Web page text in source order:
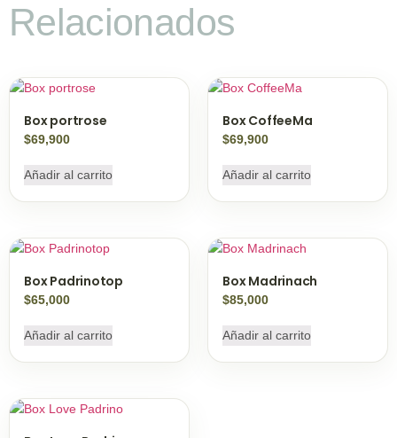
Relacionados
Box portrose
$69,900
Añadir al carrito
Box CoffeeMa
$69,900
Añadir al carrito
Box Padrinotop
$65,000
Añadir al carrito
Box Madrinach
$85,000
Añadir al carrito